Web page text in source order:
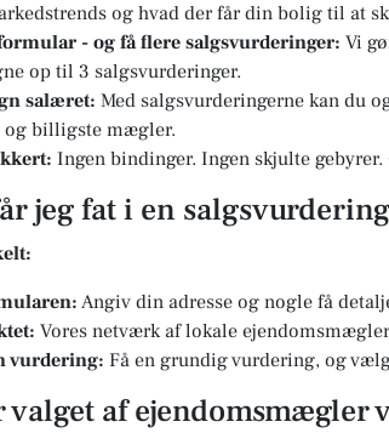
og hvad der får din bolig til at
- og få flere salgsvurderinger: Vi
op til 3 salgsvurderinger.
salæret: Med salgsvurderingerne kan du
og billigste mægler.
Ingen bindinger. Ingen skjulte
jeg fat i en
Angiv din adresse og nogle få
Vores netværk af lokale
vurdering: Få en grundig vurdering, og
af ejendomsmægler